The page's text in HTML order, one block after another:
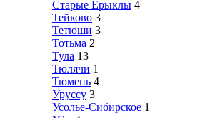
Старые Ерыклы 4
Тейково 3
Тетюши 3
Тотьма 2
Тула 13
Тюлячи 1
Тюмень 4
Уруссу 3
Усолье-Сибирское 1